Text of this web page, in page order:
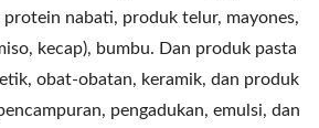
nabati, produk telur, mayones,
kecap), bumbu. Dan produk pasta
obat-obatan, keramik, dan produk
pengadukan, emulsi, dan